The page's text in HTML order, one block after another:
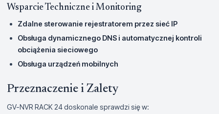
Wsparcie Techniczne i Monitoring
Zdalne sterowanie rejestratorem przez sieć IP
Obsługa dynamicznego DNS i automatycznej kontroli
obciążenia sieciowego
Obsługa urządzeń mobilnych
Przeznaczenie i Zalety
GV-NVR RACK 24 doskonale sprawdzi się w: